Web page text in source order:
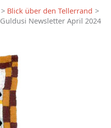
Blick über den Tellerrand
Guldusi Newsletter April 2024